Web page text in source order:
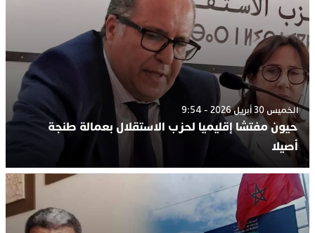
الخميس 30 أبريل 2026 - 9:54
حيون مفتشا إقليميا لحزب الاستقلال بعمالة طنجة
أصيلا